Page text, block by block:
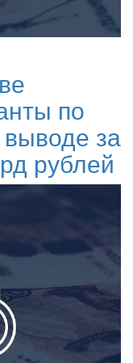
по
за
рублей